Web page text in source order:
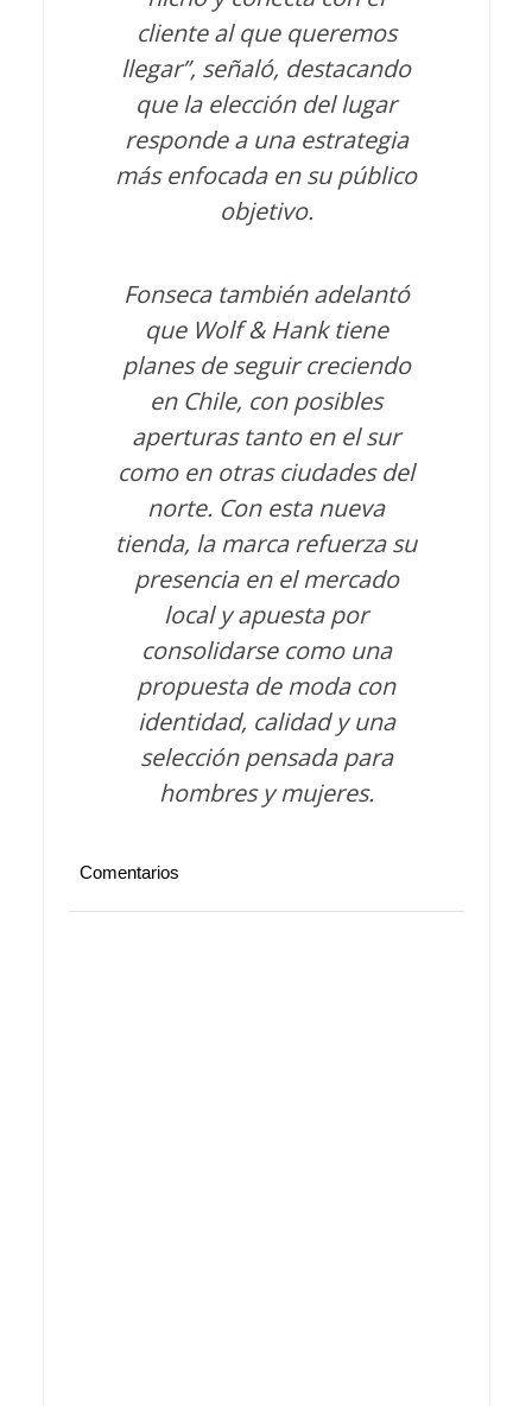
cliente al que queremos
llegar”, señaló, destacando
que la elección del lugar
responde a una estrategia
más enfocada en su público
objetivo.
Fonseca también adelantó
que Wolf & Hank tiene
planes de seguir creciendo
en Chile, con posibles
aperturas tanto en el sur
como en otras ciudades del
norte. Con esta nueva
tienda, la marca refuerza su
presencia en el mercado
local y apuesta por
consolidarse como una
propuesta de moda con
identidad, calidad y una
selección pensada para
hombres y mujeres.
Comentarios